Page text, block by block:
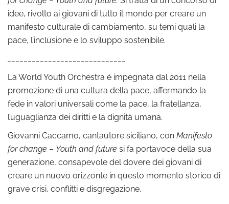
idee, rivolto ai giovani di tutto il mondo per creare un
manifesto culturale di cambiamento, su temi quali la
pace, l’inclusione e lo sviluppo sostenibile.
La World Youth Orchestra è impegnata dal 2011 nella
promozione di una cultura della pace, affermando la
fede in valori universali come la pace, la fratellanza,
l’uguaglianza dei diritti e la dignità umana.
Giovanni Caccamo, cantautore siciliano, conManifesto
for change – Youth and future si fa portavoce della sua
generazione, consapevole del dovere dei giovani di
creare un nuovo orizzonte in questo momento storico di
grave crisi, conflitti e disgregazione.